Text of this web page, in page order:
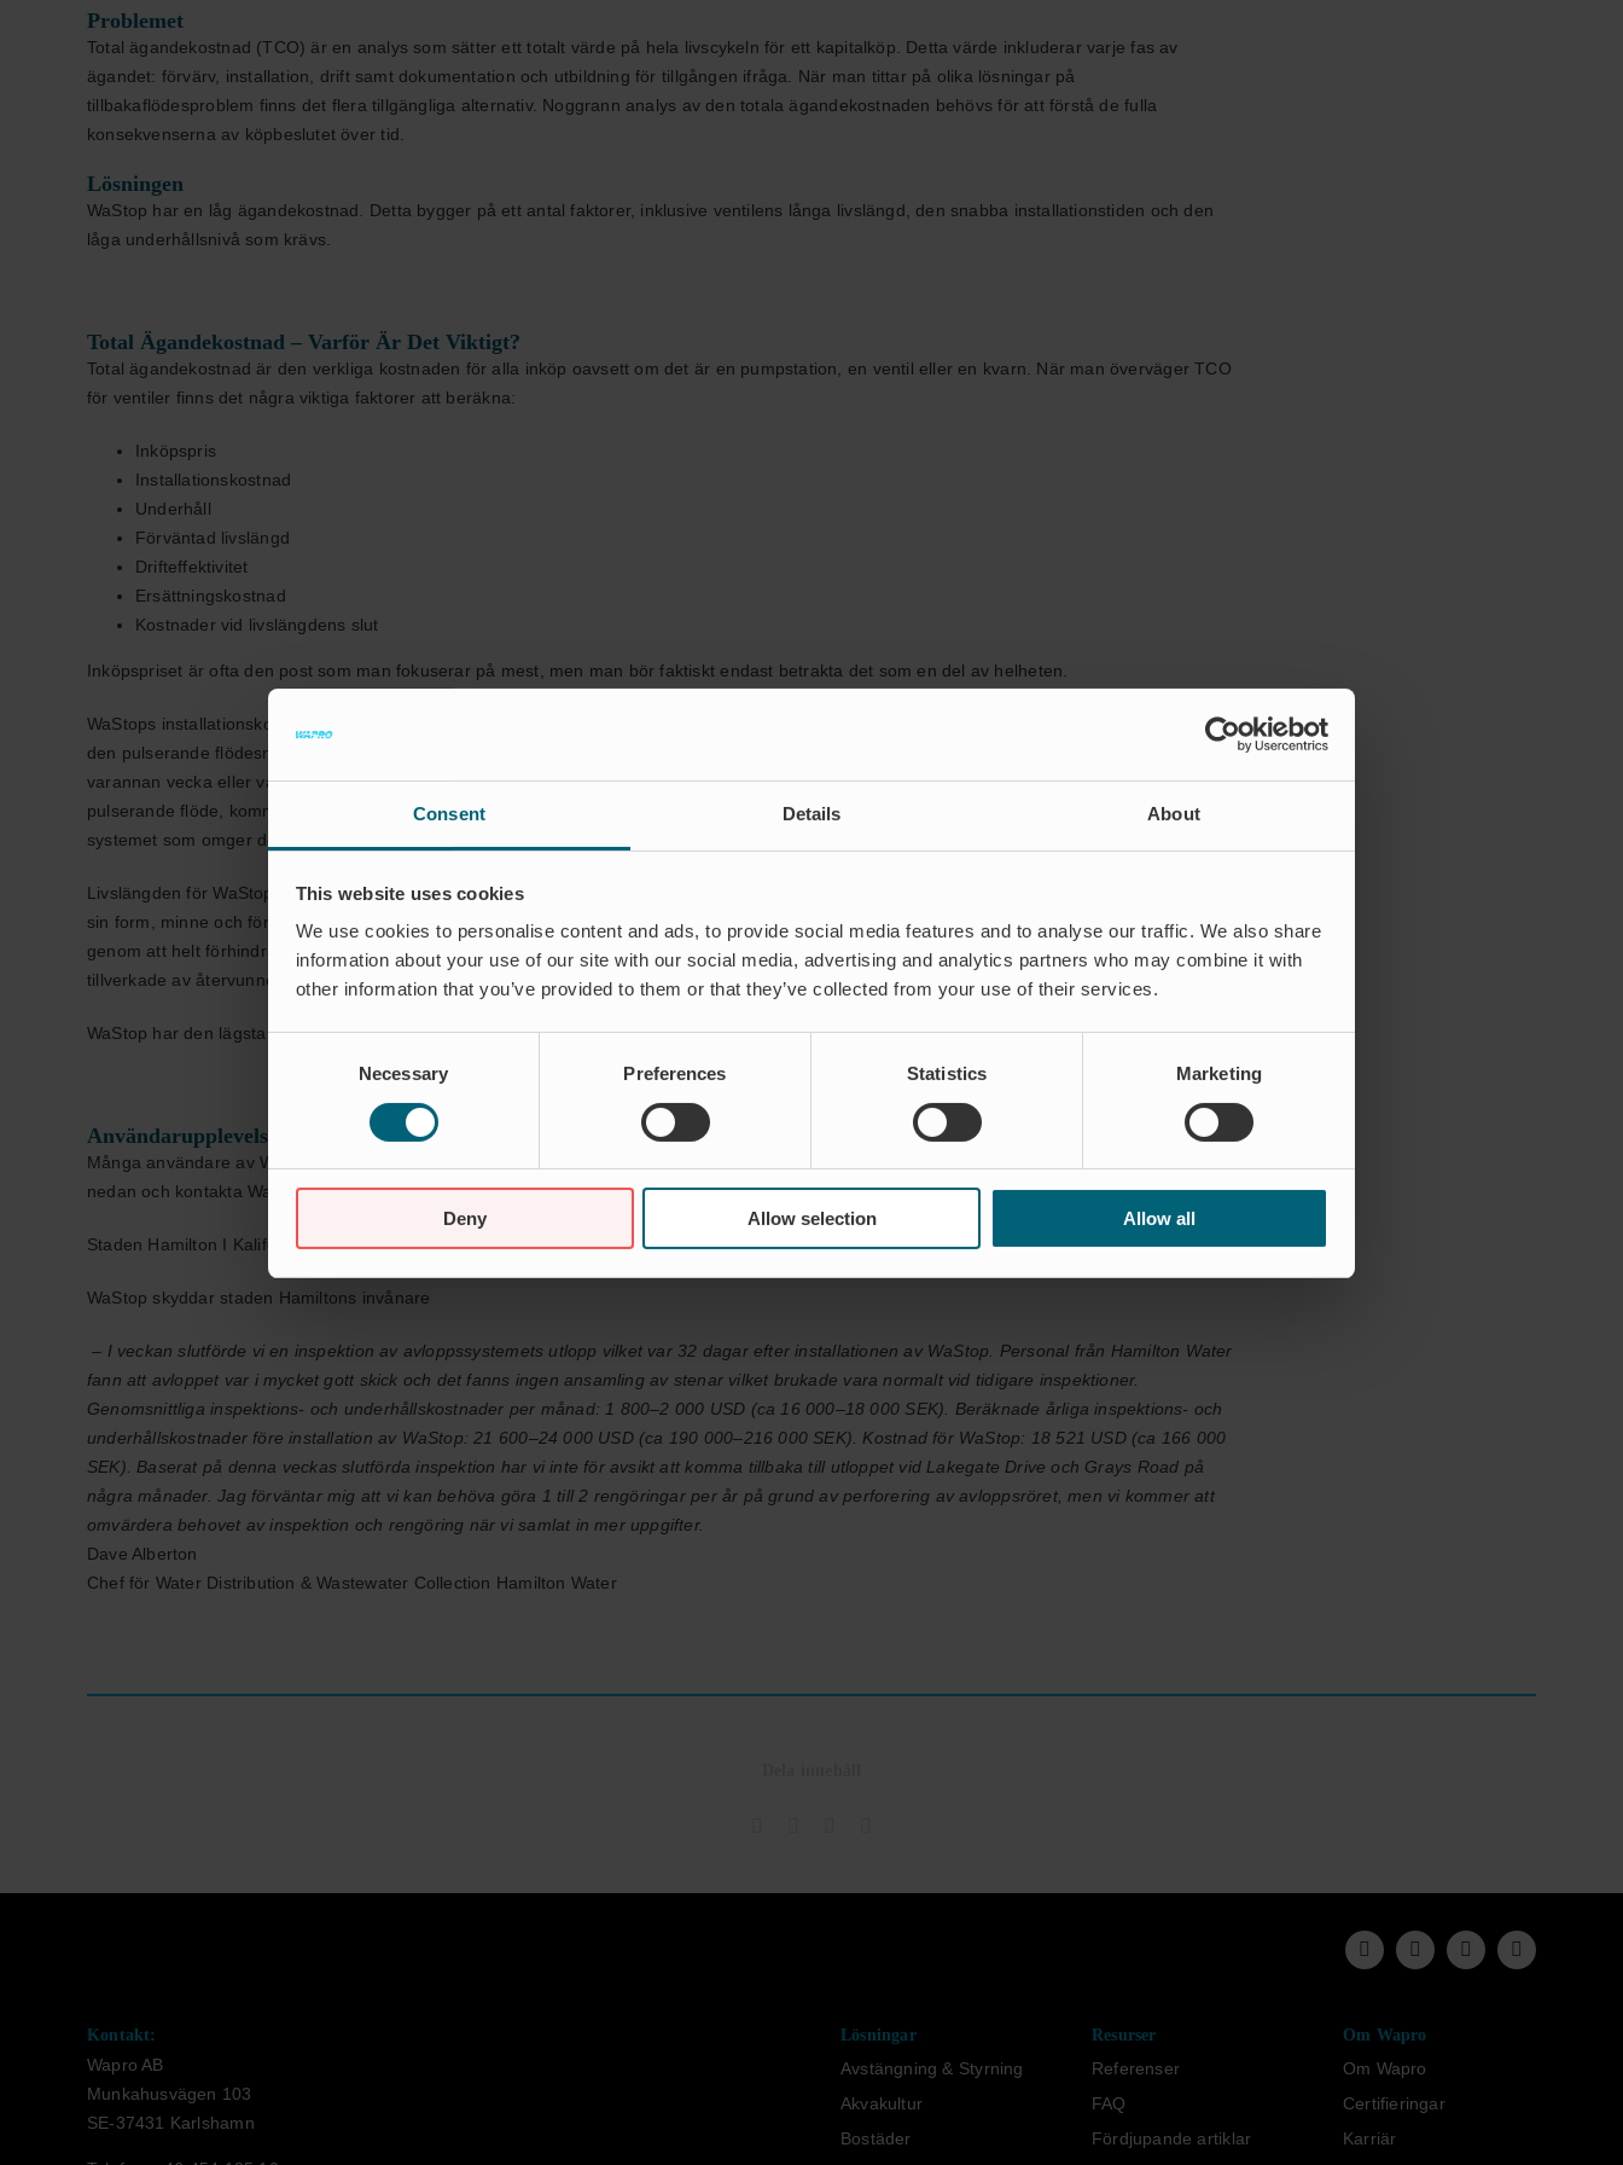
Consent Details About
This website uses cookies
We use cookies to personalise content and ads, to provide social media features and to analyse our traffic. We also share
information about your use of our site with our social media, advertising and analytics partners who may combine it with
other information that you’ve provided to them or that they’ve collected from your use of their services.
Necessary Preferences Statistics Marketing
Deny Allow selection Allow all
Problemet
Total ägandekostnad (TCO) är en analys som sätter ett totalt värde på hela livscykeln för ett kapitalköp. Detta värde inkluderar varje fas av
ägandet: förvärv, installation, drift samt dokumentation och utbildning för tillgången ifråga. När man tittar på olika lösningar på
tillbakaflödesproblem finns det flera tillgängliga alternativ. Noggrann analys av den totala ägandekostnaden behövs för att förstå de fulla
konsekvenserna av köpbeslutet över tid.
Lösningen
WaStop har en låg ägandekostnad. Detta bygger på ett antal faktorer, inklusive ventilens långa livslängd, den snabba installationstiden och den
låga underhållsnivå som krävs.
Total Ägandekostnad – Varför Är Det Viktigt?
Total ägandekostnad är den verkliga kostnaden för alla inköp oavsett om det är en pumpstation, en ventil eller en kvarn. När man överväger TCO
för ventiler finns det några viktiga faktorer att beräkna:
Inköpspris
Installationskostnad
Underhåll
Förväntad livslängd
Drifteffektivitet
Ersättningskostnad
Kostnader vid livslängdens slut
Inköpspriset är ofta den post som man fokuserar på mest, men man bör faktiskt endast betrakta det som en del av helheten.
WaStops installationskostnad är låg vilket du kan läsa om under avsnittet ”Installation”. Tack vare de material WaStop är konstruerad av, samt
den pulserande flödesmekanismen, är underhållskostnaderna därför låga. Många platser där WaStop har installerats har tidigare krävt underhåll
varannan vecka eller varje månad, men efter installationen har ventilerna endast behövt kontrollerats två gånger om året. WaStop, med sitt
pulserande flöde, kommer att hålla rören uppströms och nedströms renare, vilket minskar kostnaderna inte bara för själva ventilen, utan för
systemet som omger den.
Livslängden för WaStop är 20–25 år beroende på tillämpningen. Under ventilens livslängd kommer den att fungera som specificerat och bibehålla
sin form, minne och förmåga att täta fullständigt* mot tillbakaflöde. Tack vare WaStops överlägsna tätningsegenskaper minskas kostnaderna
genom att helt förhindra tillbakaflöde. När ventilen har nått slutet av sin livslängd kan den enkelt bytas ut och återvinnas. Våra produkter är delvis
tillverkade av återvunnet material och kan återvinnas vilket minskar produktens kostnader vid slutet av sin livslängd.
WaStop har den lägsta totala ägandekostnaden på marknaden jämfört med liknande ventiler.
Användarupplevelse
Många användare av WaStop har imponerats av de kostnadsbesparingar som användningen av WaStop inneburit. Läs några av kommentarerna
nedan och kontakta Wapro för att få kontakt med WaStop-kunder och höra mer om deras upplevelser.
Staden Hamilton I Kalifornien Vittnar Om Kostnadsbesparingar
WaStop skyddar staden Hamiltons invånare
– I veckan slutförde vi en inspektion av avloppssystemets utlopp vilket var 32 dagar efter installationen av WaStop. Personal från Hamilton Water
fann att avloppet var i mycket gott skick och det fanns ingen ansamling av stenar vilket brukade vara normalt vid tidigare inspektioner.
Genomsnittliga inspektions- och underhållskostnader per månad: 1 800–2 000 USD (ca 16 000–18 000 SEK). Beräknade årliga inspektions- och
underhållskostnader före installation av WaStop: 21 600–24 000 USD (ca 190 000–216 000 SEK). Kostnad för WaStop: 18 521 USD (ca 166 000
SEK). Baserat på denna veckas slutförda inspektion har vi inte för avsikt att komma tillbaka till utloppet vid Lakegate Drive och Grays Road på
några månader. Jag förväntar mig att vi kan behöva göra 1 till 2 rengöringar per år på grund av perforering av avloppsröret, men vi kommer att
omvärdera behovet av inspektion och rengöring när vi samlat in mer uppgifter.
Dave Alberton
Chef för Water Distribution & Wastewater Collection Hamilton Water
Kontakt:
Wapro AB
Munkahusvägen 103
SE-37431 Karlshamn
Lösningar
Avstängning & Styrning
Akvakultur
Bostäder
Resurser
Referenser
FAQ
Fördjupande artiklar
Om Wapro
Om Wapro
Certifieringar
Karriär